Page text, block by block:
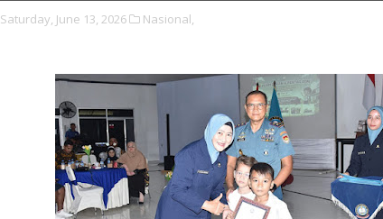
Saturday, June 13, 2026 Nasional,